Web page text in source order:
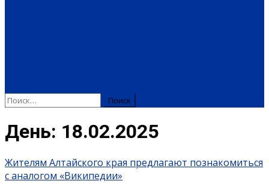
День: 18.02.2025
Жителям Алтайского края предлагают познакомиться
с аналогом «Википедии»